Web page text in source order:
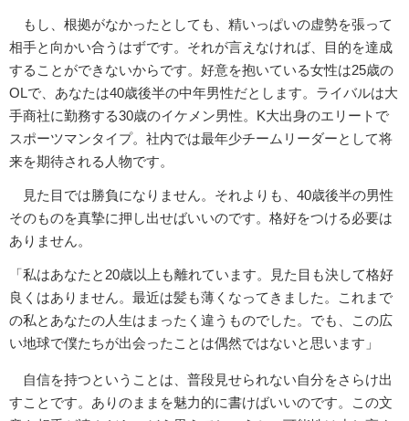
もし、根拠がなかったとしても、精いっぱいの虚勢を張って
相手と向かい合うはずです。それが言えなければ、目的を達成
することができないからです。好意を抱いている女性は25歳の
OLで、あなたは40歳後半の中年男性だとします。ライバルは大
手商社に勤務する30歳のイケメン男性。K大出身のエリートで
スポーツマンタイプ。社内では最年少チームリーダーとして将
来を期待される人物です。
見た目では勝負になりません。それよりも、40歳後半の男性
そのものを真摯に押し出せばいいのです。格好をつける必要は
ありません。
「私はあなたと20歳以上も離れています。見た目も決して格好
良くはありません。最近は髪も薄くなってきました。これまで
の私とあなたの人生はまったく違うものでした。でも、この広
い地球で僕たちが出会ったことは偶然ではないと思います」
自信を持つということは、普段見せられない自分をさらけ出
すことです。ありのままを魅力的に書けばいいのです。この文